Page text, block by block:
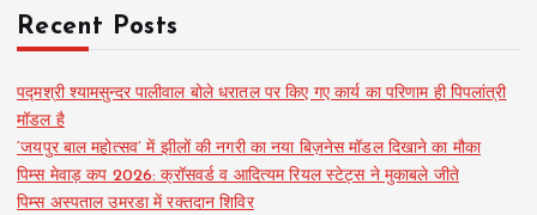
Recent Posts
पद्मश्री श्यामसुन्दर पालीवाल बोले धरातल पर किए गए कार्य का परिणाम ही पिपलांत्री
मॉडल है
‘जयपुर बाल महोत्सव’ में झीलों की नगरी का नया बिज़नेस मॉडल दिखाने का मौका
पिम्स मेवाड़ कप 2026: क्रॉसवर्ड व आदित्यम रियल स्टेट्स ने मुकाबले जीते
पिम्स अस्पताल उमरडा में रक्तदान शिविर